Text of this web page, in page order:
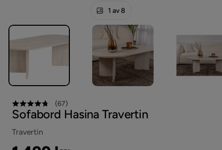
1 av 8
(67)
Sofabord Hasina Travertin
Travertin